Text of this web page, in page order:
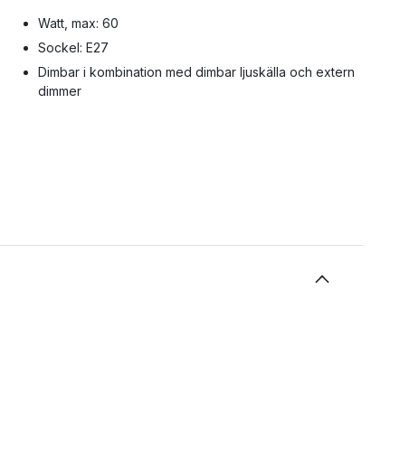
Watt, max: 60
Sockel: E27
Dimbar i kombination med dimbar ljuskälla och extern
dimmer